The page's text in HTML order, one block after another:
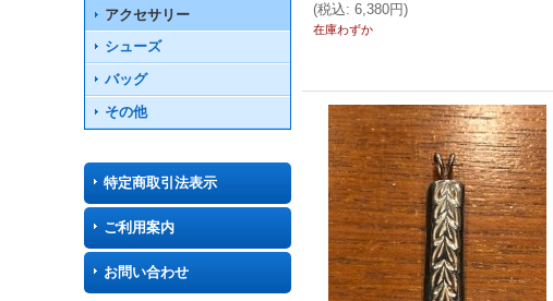
アクセサリー
シューズ
バッグ
その他
特定商取引法表示
ご利用案内
お問い合わせ
(税込: 6,380円)
在庫わずか